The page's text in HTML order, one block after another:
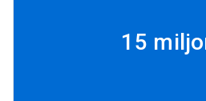
15